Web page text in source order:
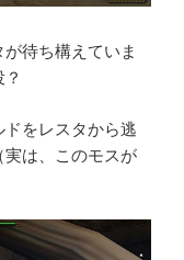
待ち構えていま
をレスタから逃
は、このモスが